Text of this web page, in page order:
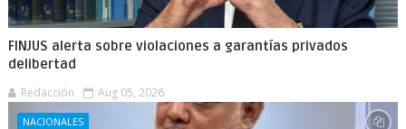
FINJUS alerta sobre violaciones a garantías privados
delibertad
Redacción Aug 05, 2026
NACIONALES